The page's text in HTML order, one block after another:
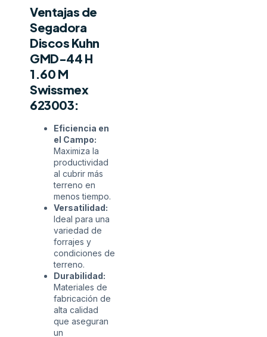
Ventajas de
Segadora
Discos Kuhn
GMD-44 H
1.60 M
Swissmex
623003:
Eficiencia en
el Campo:
Maximiza la
productividad
al cubrir más
terreno en
menos tiempo.
Versatilidad:
Ideal para una
variedad de
forrajes y
condiciones de
terreno.
Durabilidad:
Materiales de
fabricación de
alta calidad
que aseguran
un